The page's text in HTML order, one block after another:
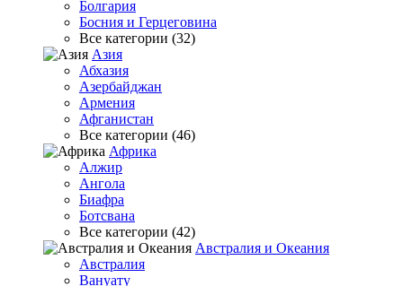
Болгария
Босния и Герцеговина
Все категории (32)
Азия
Абхазия
Азербайджан
Армения
Афганистан
Все категории (46)
Африка
Алжир
Ангола
Биафра
Ботсвана
Все категории (42)
Австралия и Океания
Австралия
Вануату